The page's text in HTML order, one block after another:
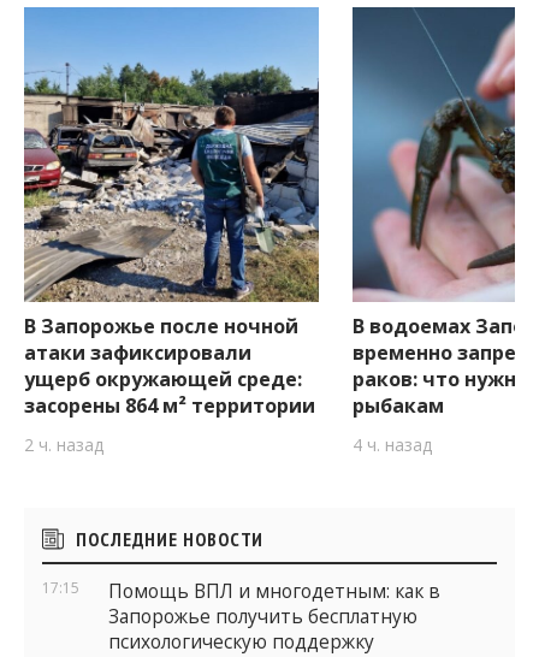
В Запорожье после ночной
атаки зафиксировали
ущерб окружающей среде:
засорены 864 м² территории
2 ч. назад
В водоемах
временно
раков: что нужно
рыбакам
4 ч. назад
Боковые
виджеты
ПОСЛЕДНИЕ НОВОСТИ
17:15
Помощь ВПЛ и многодетным: как в
Запорожье получить бесплатную
психологическую поддержку